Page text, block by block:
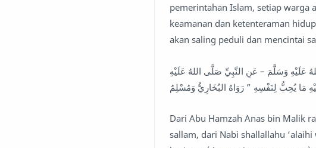
pemerintahan Islam, setiap warga
keamanan dan ketenteraman
akan saling peduli dan mencintai
عَلَيْهِ وَسَلَّمَ – عَنِ النَّبِيِّ صَلَّى اللهُ عَلَيْهِ
مَا يُحِبُّ لِنَفْسِهِ ” رَوَاهُ البُخَارِيُّ وَمُسْلِمٌ
Dari Abu Hamzah Anas bin Malik
sallam, dari Nabi shallallahu